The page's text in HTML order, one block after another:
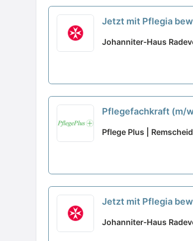
Jetzt mit Pflegia
Johanniter-Haus
Pflegefachkraft (m/
Pflege Plus | Remscheid
Jetzt mit Pflegia
Gestalten Sie
Johanniter-Haus